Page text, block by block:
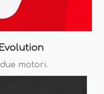
motori.